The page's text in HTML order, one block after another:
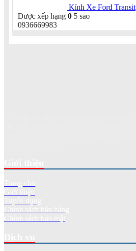
Kính Xe Ford Transit
Được xếp hạng 0 5 sao
0936669983